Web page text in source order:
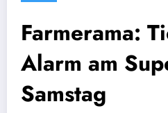
Farmerama:
Alarm am
Samstag